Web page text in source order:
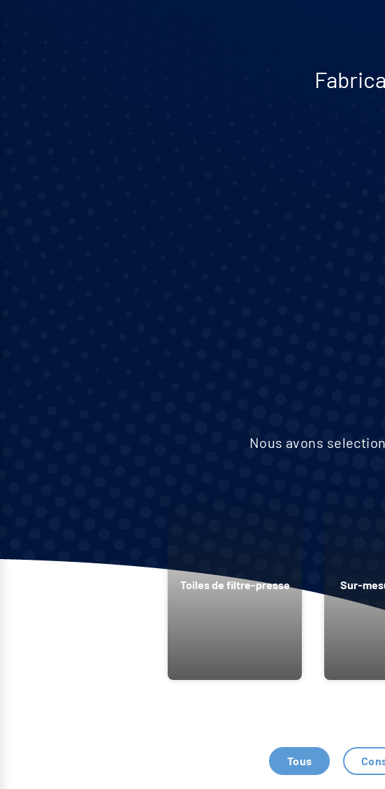
Nous avons
Toiles de filtre-presse Sur-
Tous